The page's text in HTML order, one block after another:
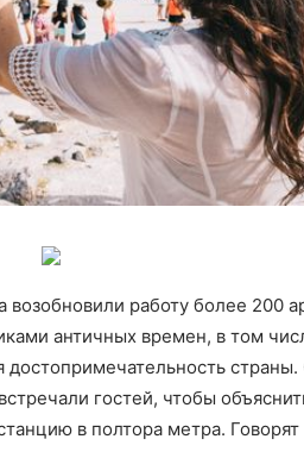
работу более 200
античных времен, в том
страны.
гостей, чтобы
в полтора метра. Говорят